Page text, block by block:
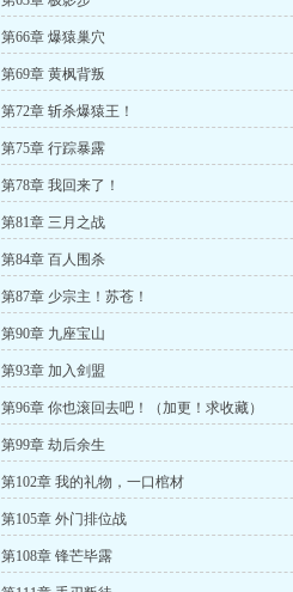
第66章 爆猿巢穴
第69章 黄枫背叛
第72章 斩杀爆猿王！
第75章 行踪暴露
第78章 我回来了！
第81章 三月之战
第84章 百人围杀
第87章 少宗主！苏苍！
第90章 九座宝山
第93章 加入剑盟
第96章 你也滚回去吧！（加更！求收藏）
第99章 劫后余生
第102章 我的礼物，一口棺材
第105章 外门排位战
第108章 锋芒毕露